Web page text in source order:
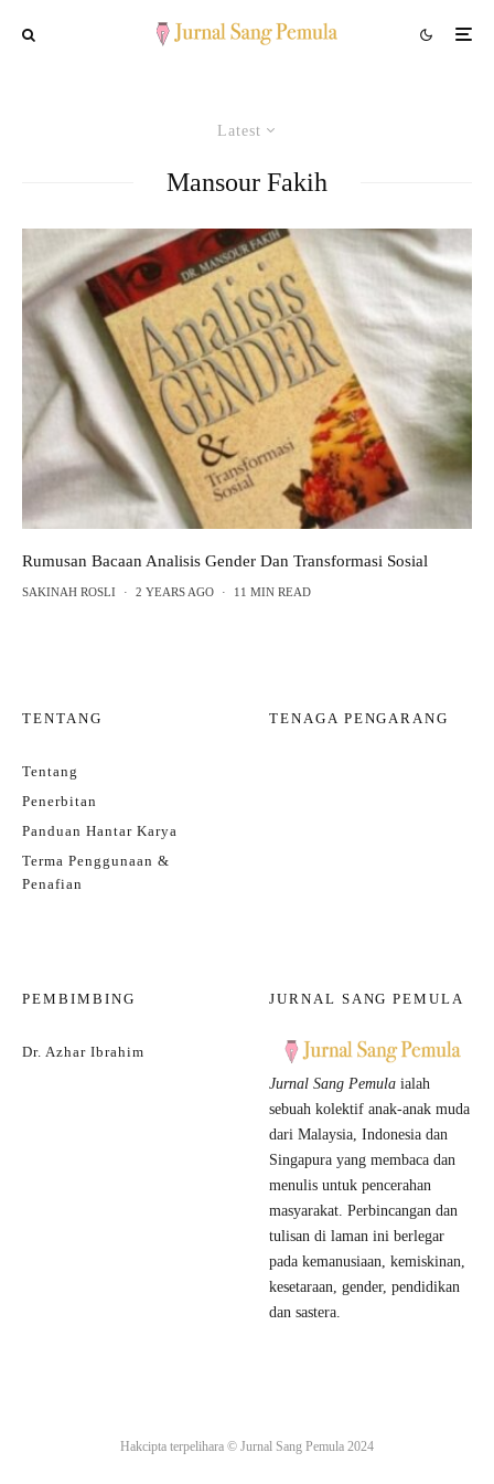
Latest
Mansour Fakih
Rumusan Bacaan Analisis Gender Dan Transformasi Sosial
SAKINAH ROSLI · 2 YEARS AGO · 11 MIN READ
TENTANG
Tentang
Penerbitan
Panduan Hantar Karya
Terma Penggunaan &
Penafian
TENAGA PENGARANG
PEMBIMBING
Dr. Azhar Ibrahim
JURNAL SANG PEMULA
Jurnal Sang Pemula ialah
sebuah kolektif anak-anak muda
dari Malaysia, Indonesia dan
Singapura yang membaca dan
menulis untuk pencerahan
masyarakat. Perbincangan dan
tulisan di laman ini berlegar
pada kemanusiaan, kemiskinan,
kesetaraan, gender, pendidikan
dan sastera.
Hakcipta terpelihara © Jurnal Sang Pemula 2024